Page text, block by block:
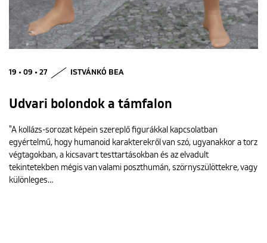
19 • 09 • 27 ISTVÁNKÓ BEA
Udvari bolondok a támfalon
"A kollázs-sorozat képein szereplő figurákkal kapcsolatban
egyértelmű, hogy humanoid karakterekről van szó, ugyanakkor a torz
végtagokban, a kicsavart testtartásokban és az elvadult
tekintetekben mégis van valami poszthumán, szörnyszülöttekre, vagy
különleges…